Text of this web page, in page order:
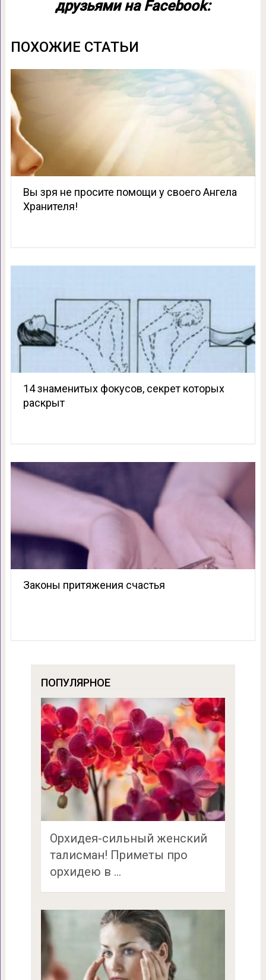
друзьями на Facebook:
ПОХОЖИЕ СТАТЬИ
Вы зря не просите помощи у своего Ангела
Хранителя!
14 знаменитых фокусов, секрет которых
раскрыт
Законы притяжения счастья
ПОПУЛЯРНОЕ
Орхидея-сильный женский
талисман! Приметы про
орхидею в …